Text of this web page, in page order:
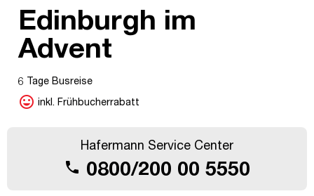
Edinburgh im
Advent
6 Tage Busreise
mood inkl. Frühbucherrabatt
Hafermann Service Center
call 0800/200 00 5550